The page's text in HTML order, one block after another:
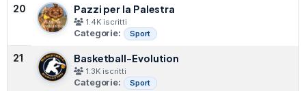
20 Pazzi per la Palestra
1.4K iscritti
Categorie: Sport
21 Basketball-Evolution
1.3K iscritti
Categorie: Sport